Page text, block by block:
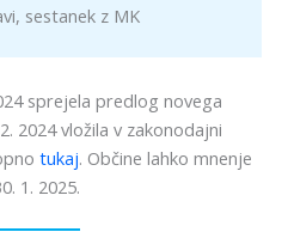
sestanek z MK
sprejela predlog novega
2024 vložila v zakonodajni
tukaj. Občine lahko mnenje
1. 2025.